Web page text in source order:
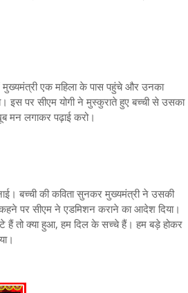
मुख्यमंत्री एक महिला के पास पहुंचे और उनका
इस पर सीएम योगी ने मुस्कुराते हुए बच्ची से उसका
मन लगाकर पढ़ाई करो।
बच्ची की कविता सुनकर मुख्यमंत्री ने उसकी
पर सीएम ने एडमिशन कराने का आदेश दिया।
हैं तो क्या हुआ, हम दिल के सच्चे हैं। हम बड़े होकर